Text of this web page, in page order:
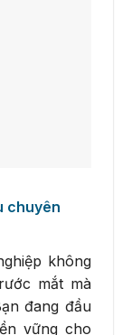
chuyên
không
mắt mà
đang đầu
vững cho